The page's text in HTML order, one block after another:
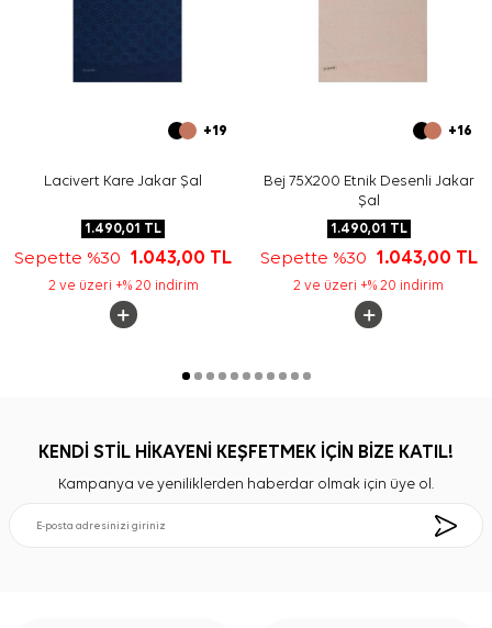
+19
Lacivert Kare Jakar Şal
1.490,01 TL
Sepette %30 1.043,00 TL
2 ve üzeri +% 20 indirim
+16
Bej 75X200 Etnik Desenli Jakar
Şal
1.490,01 TL
Sepette %30 1.043,00 TL
2 ve üzeri +% 20 indirim
KENDİ STİL HİKAYENİ KEŞFETMEK İÇİN BİZE KATIL!
Kampanya ve yeniliklerden haberdar olmak için üye ol.